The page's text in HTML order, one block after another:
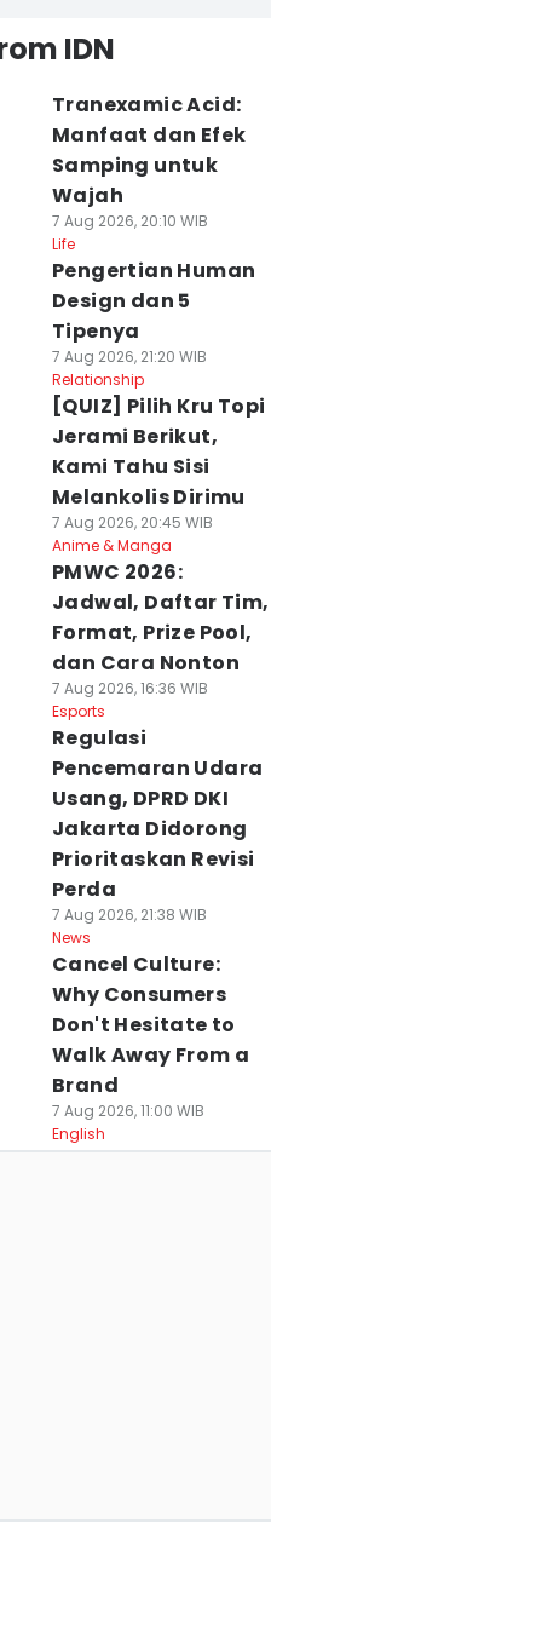
IDN
Tranexamic Acid:
Manfaat dan Efek
Samping untuk
Wajah
7 Aug 2026, 20:10 WIB
Life
Pengertian Human
Design dan 5
Tipenya
7 Aug 2026, 21:20 WIB
Relationship
[QUIZ] Pilih Kru Topi
Jerami Berikut,
Kami Tahu Sisi
Melankolis Dirimu
7 Aug 2026, 20:45 WIB
Anime & Manga
PMWC 2026:
Jadwal, Daftar Tim,
Format, Prize Pool,
dan Cara Nonton
7 Aug 2026, 16:36 WIB
Esports
Regulasi
Pencemaran Udara
Usang, DPRD DKI
Jakarta Didorong
Prioritaskan Revisi
Perda
7 Aug 2026, 21:38 WIB
News
Cancel Culture:
Why Consumers
Don't Hesitate to
Walk Away From a
Brand
7 Aug 2026, 11:00 WIB
English